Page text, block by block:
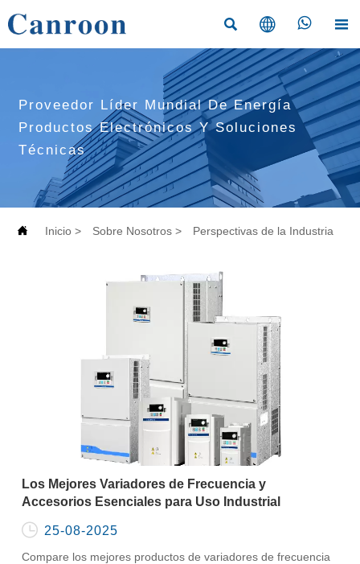
   
Proveedor Líder Mundial De Energía
Productos Electrónicos Y Soluciones
Técnicas
 Inicio > Sobre Nosotros > Perspectivas de la Industria
Los Mejores Variadores de Frecuencia y
Accesorios Esenciales para Uso Industrial
 25-08-2025
Compare los mejores productos de variadores de frecuencia